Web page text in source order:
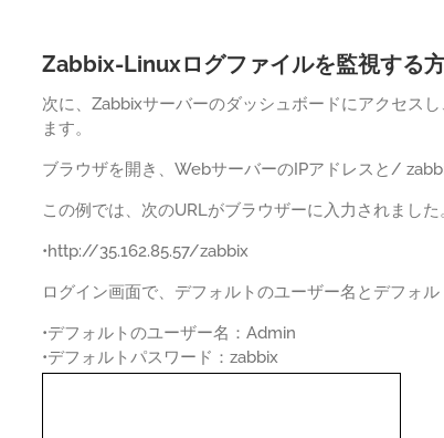
Zabbix-Linuxログファイルを監視する
次に、Zabbixサーバーのダッシュボードにアクセス
ます。
ブラウザを開き、WebサーバーのIPアドレスと/
この例では、次のURLがブラウザーに入力されました
•http://35.162.85.57/zabbix
ログイン画面で、デフォルトのユーザー名とデフォル
•デフォルトのユーザー名：Admin
•デフォルトパスワード：zabbix